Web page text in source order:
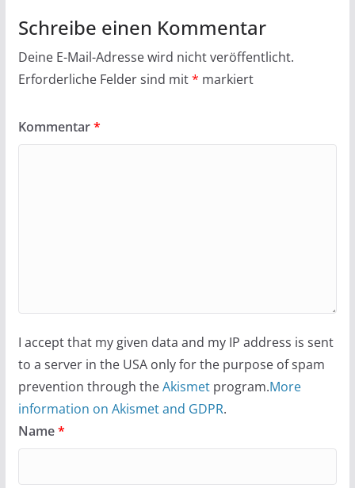
Schreibe einen Kommentar
Deine E-Mail-Adresse wird nicht veröffentlicht.
Erforderliche Felder sind mit* markiert
Kommentar*
I accept that my given data and my IP address is sent
to a server in the USA only for the purpose of spam
prevention through theAkismetprogram.More
information on Akismet and GDPR.
Name*